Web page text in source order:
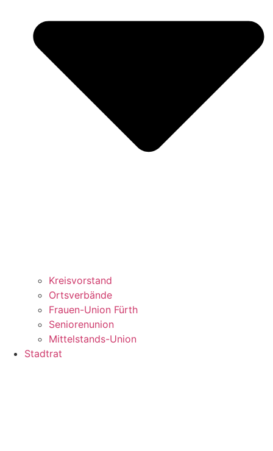
Kreisvorstand
Ortsverbände
Frauen-Union Fürth
Seniorenunion
Mittelstands-Union
Stadtrat